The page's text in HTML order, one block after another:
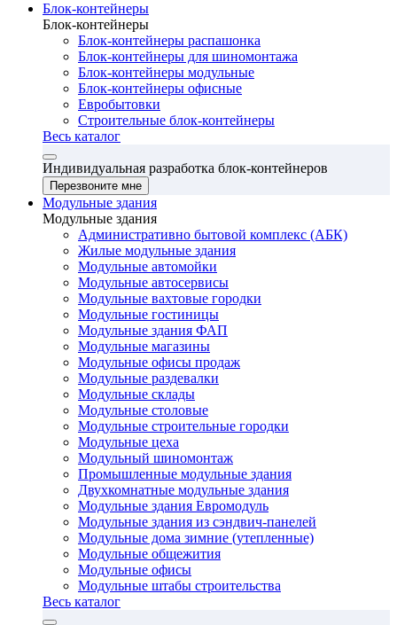
Блок-контейнеры
Блок-контейнеры
Блок-контейнеры распашонка
Блок-контейнеры для шиномонтажа
Блок-контейнеры модульные
Блок-контейнеры офисные
Евробытовки
Строительные блок-контейнеры
Весь каталог
Индивидуальная разработка блок-контейнеров
Перезвоните мне
Модульные здания
Модульные здания
Административно бытовой комплекс (АБК)
Жилые модульные здания
Модульные автомойки
Модульные автосервисы
Модульные вахтовые городки
Модульные гостиницы
Модульные здания ФАП
Модульные магазины
Модульные офисы продаж
Модульные раздевалки
Модульные склады
Модульные столовые
Модульные строительные городки
Модульные цеха
Модульный шиномонтаж
Промышленные модульные здания
Двухкомнатные модульные здания
Модульные здания Евромодуль
Модульные здания из сэндвич-панелей
Модульные дома зимние (утепленные)
Модульные общежития
Модульные офисы
Модульные штабы строительства
Весь каталог